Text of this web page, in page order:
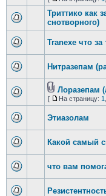
Триттико как
снотворного)
Tranexe что за
Нитразепам
Лоразепам
[ На страницу: 1
Этиазолам
Какой самый
что вам